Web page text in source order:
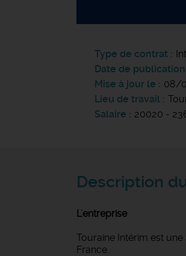
Type de contrat
Date de publication
Mise à jour le
08/
Lieu de travail
Salaire
20020 -
Description
L'entreprise
Touraine Intérim est
France.